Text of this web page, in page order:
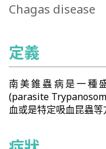
Chagas disease
定義
南美錐蟲病是一種
(parasite
血或是特定吸血昆蟲等